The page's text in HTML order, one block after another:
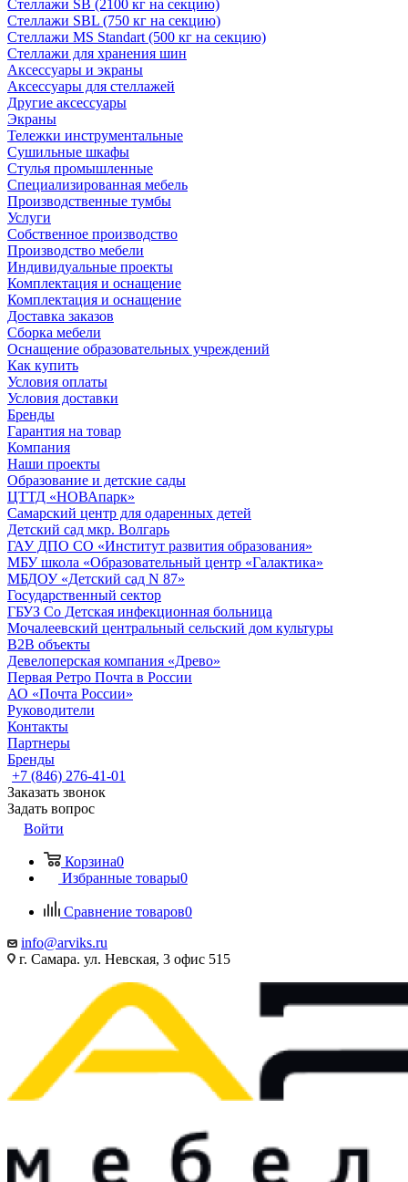
Стеллажи SB (2100 кг на секцию)
Стеллажи SBL (750 кг на секцию)
Стеллажи MS Standart (500 кг на секцию)
Стеллажи для хранения шин
Аксессуары и экраны
Аксессуары для стеллажей
Другие аксессуары
Экраны
Тележки инструментальные
Сушильные шкафы
Стулья промышленные
Специализированная мебель
Производственные тумбы
Услуги
Собственное производство
Производство мебели
Индивидуальные проекты
Комплектация и оснащение
Комплектация и оснащение
Доставка заказов
Сборка мебели
Оснащение образовательных учреждений
Как купить
Условия оплаты
Условия доставки
Бренды
Гарантия на товар
Компания
Наши проекты
Образование и детские сады
ЦТТД «НОВАпарк»
Самарский центр для одаренных детей
Детский сад мкр. Волгарь
ГАУ ДПО СО «Институт развития образования»
МБУ школа «Образовательный центр «Галактика»
МБДОУ «Детский сад N 87»
Государственный сектор
ГБУЗ Со Детская инфекционная больница
Мочалеевский центральный сельский дом культуры
B2B объекты
Девелоперская компания «Древо»
Первая Ретро Почта в России
АО «Почта России»
Руководители
Контакты
Партнеры
Бренды
+7 (846) 276-41-01
Заказать звонок
Задать вопрос
Войти
Корзина0
Избранные товары0
Сравнение товаров0
info@arviks.ru
г. Самара. ул. Невская, 3 офис 515